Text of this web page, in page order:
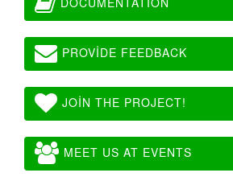
PROVIDE FEEDBACK
JOIN THE PROJECT!
MEET US AT EVENTS